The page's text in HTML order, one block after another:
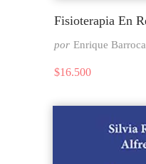
Fisioterapia En
por Enrique Barroca
$16.500